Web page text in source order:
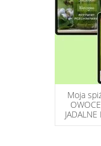
Moja